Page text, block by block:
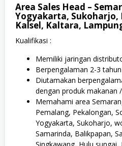
Area Sales Head –
Yogyakarta, Sukoharjo,
Kalsel, Kaltara,
Kualifikasi :
Memiliki jaringan
Berpengalaman 2-3
Diutamakan
dengan produk makanan
Memahami area
Pemalang, Pekalongan,
Yogyakarta, Sukoharjo,
Samarinda, Balikpapan,
Singkawang, Hulu